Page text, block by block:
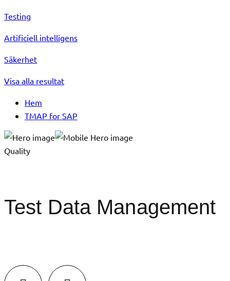
Testing
Artificiell intelligens
Säkerhet
Visa alla resultat
Hem
TMAP for SAP
Quality
Test Data Management